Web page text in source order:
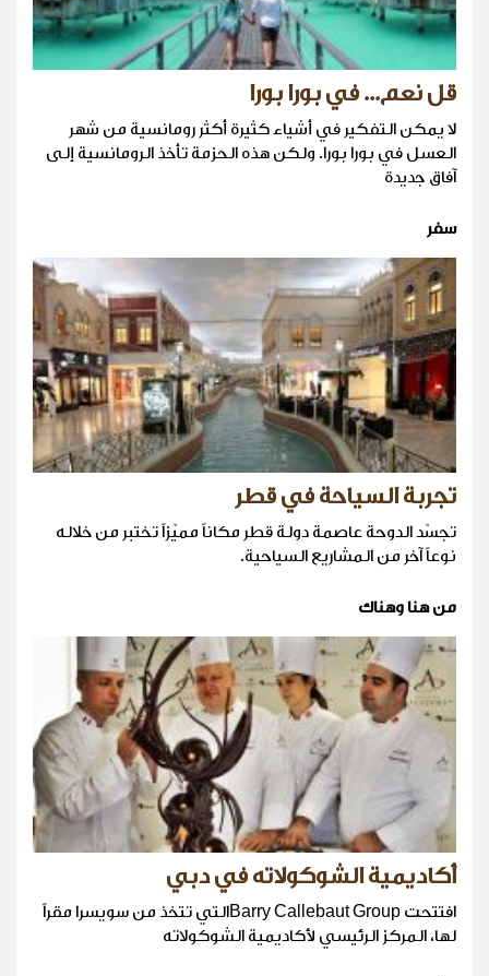
قل نعم... في بورا بورا
لا يمكن التفكير في أشياء كثيرة أكثر رومانسية من شهر
العسل في بورا بورا. ولكن هذه الحزمة تأخذ الرومانسية إلى
آفاق جديدة
سفر
تجربة السياحة في قطر
تجسّد الدوحة عاصمة دولة قطر مكاناً مميّزاً تختبر من خلاله
نوعاً آخر من المشاريع السياحية.
من هنا وهناك
أكاديمية الشوكولاته في دبي
افتتحت Barry Callebaut Groupالتي تتخذ من سويسرا مقراً
لها، المركز الرئيسي لأكاديمية الشوكولاته